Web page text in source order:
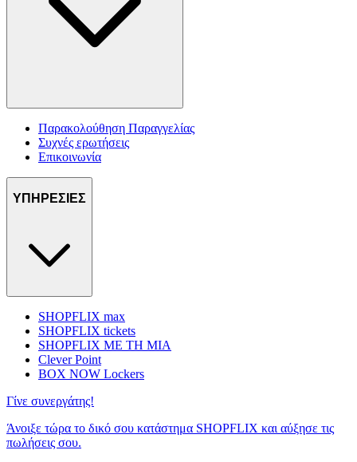
Παρακολούθηση Παραγγελίας
Συχνές ερωτήσεις
Επικοινωνία
ΥΠΗΡΕΣΙΕΣ
SHOPFLIX max
SHOPFLIX tickets
SHOPFLIX ΜΕ ΤΗ ΜΙΑ
Clever Point
BOX NOW Lockers
Γίνε συνεργάτης!
Άνοιξε τώρα το δικό σου κατάστημα SHOPFLIX και αύξησε τις
πωλήσεις σου.